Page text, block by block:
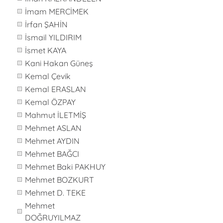
İmam MERCİMEK
İrfan ŞAHİN
İsmail YILDIRIM
İsmet KAYA
Kani Hakan Güneş
Kemal Çevik
Kemal ERASLAN
Kemal ÖZPAY
Mahmut İLETMİŞ
Mehmet ASLAN
Mehmet AYDIN
Mehmet BAĞCI
Mehmet Baki PAKHUY
Mehmet BOZKURT
Mehmet D. TEKE
Mehmet
DOĞRUYILMAZ